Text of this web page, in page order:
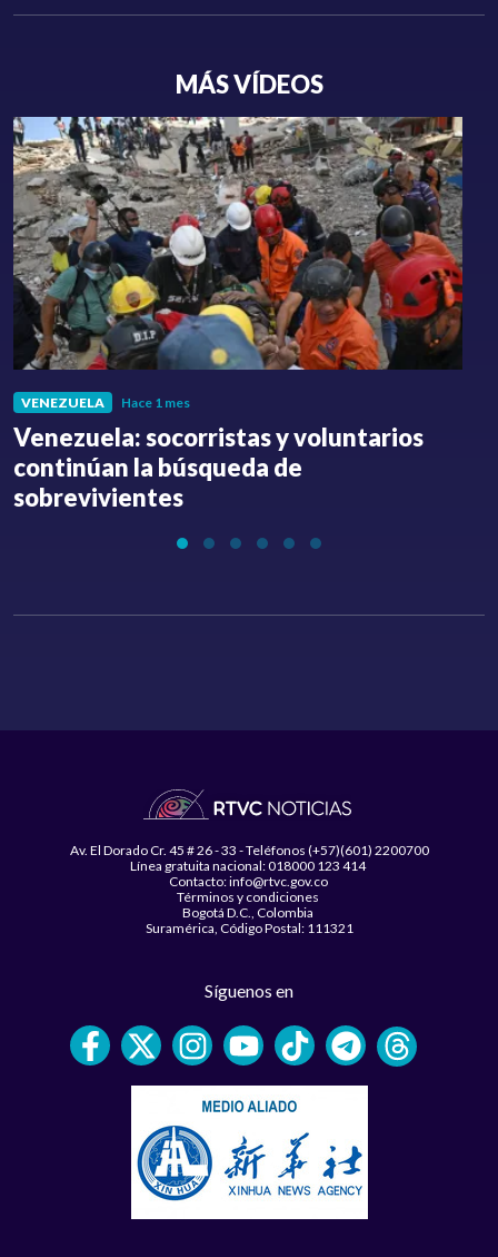
MÁS VÍDEOS
VENEZUELA Hace 1 mes
Venezuela: socorristas y voluntarios
continúan la búsqueda de
sobrevivientes
Av. El Dorado Cr. 45 # 26 - 33 - Teléfonos (+57)(601) 2200700
Línea gratuita nacional: 018000 123 414
Contacto: info@rtvc.gov.co
Términos y condiciones
Bogotá D.C., Colombia
Suramérica, Código Postal: 111321
Síguenos en